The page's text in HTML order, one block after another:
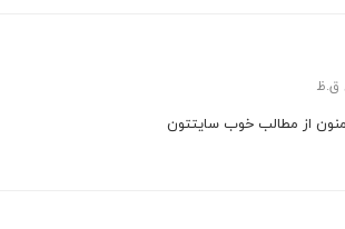
از مطالب خوب سایتتون